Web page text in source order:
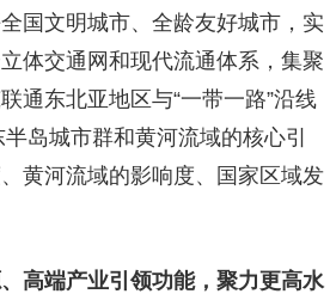
国文明城市、全龄友好城市，实
立体交通网和现代流通体系，集聚
通东北亚地区与“一带一路”沿线
岛城市群和黄河流域的核心引
黄河流域的影响度、国家区域发
高端产业引领功能，聚力更高水